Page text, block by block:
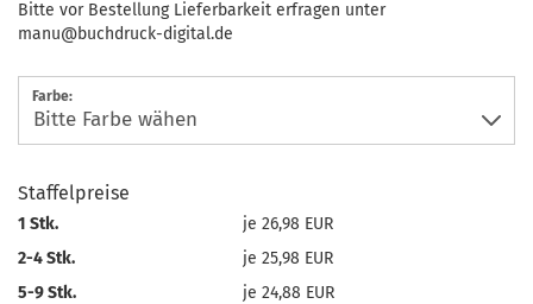
Bitte vor Bestellung Lieferbarkeit erfragen unter
manu@buchdruck-digital.de
Farbe:
Staffelpreise
1 Stk.
je 26,98 EUR
2-4 Stk.
je 25,98 EUR
5-9 Stk.
je 24,88 EUR